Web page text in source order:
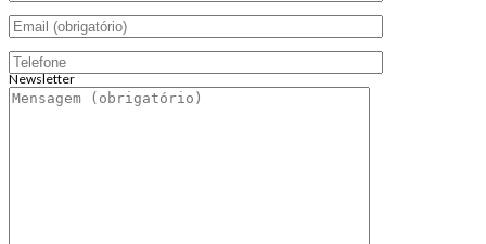
Newsletter
Endereço de email: